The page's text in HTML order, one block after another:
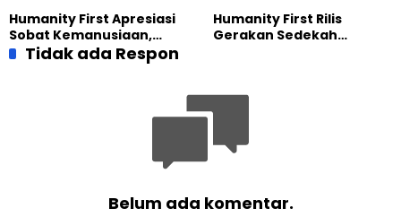
Wujudkan Iman dalam
Perubahan Nyata
Tokoh Indonesia Turut
Ambil Bagian
Humanity First Apresiasi
Sobat Kemanusiaan,
Sedekah yang
Menghadirkan Harapan
Humanity First Rilis
Gerakan Sedekah
Tidak ada Respon
Belum ada komentar.